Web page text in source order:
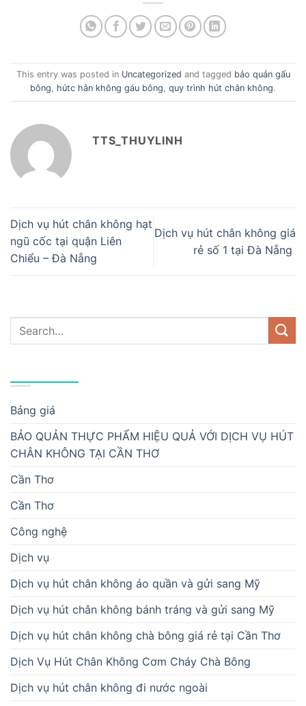
This entry was posted in Uncategorized and tagged bảo quản gấu
bông, hútc hân không gáu bông, quy trình hút chân không.
TTS_THUYLINH
Dịch vụ hút chân không hạt
ngũ cốc tại quận Liên
Chiểu – Đà Nẵng
Dịch vụ hút chân không giá
rẻ số 1 tại Đà Nẵng
Bảng giá
BẢO QUẢN THỰC PHẨM HIỆU QUẢ VỚI DỊCH VỤ HÚT
CHÂN KHÔNG TẠI CẦN THƠ
Cần Thơ
Cần Thơ
Công nghệ
Dịch vụ
Dịch vụ hút chân không áo quần và gửi sang Mỹ
Dịch vụ hút chân không bánh tráng và gửi sang Mỹ
Dịch vụ hút chân không chà bông giá rẻ tại Cần Thơ
Dịch Vụ Hút Chân Không Cơm Cháy Chà Bông
Dịch vụ hút chân không đi nước ngoài